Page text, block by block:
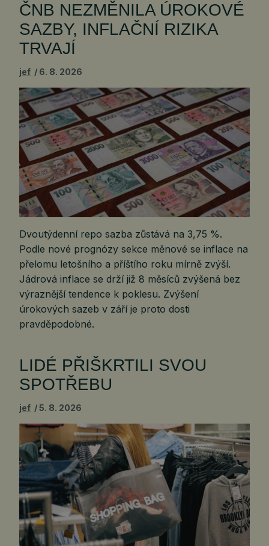
ČNB NEZMĚNILA ÚROKOVÉ
SAZBY, INFLAČNÍ RIZIKA
TRVAJÍ
jef 6. 8. 2026
Dvoutýdenní repo sazba zůstává na 3,75 %.
Podle nové prognózy sekce měnové se inflace na
přelomu letošního a příštího roku mírně zvýší.
Jádrová inflace se drží již 8 měsíců zvýšená bez
výraznější tendence k poklesu. Zvýšení
úrokových sazeb v září je proto dosti
pravděpodobné.
LIDÉ PŘIŠKRTILI SVOU
SPOTŘEBU
jef 5. 8. 2026